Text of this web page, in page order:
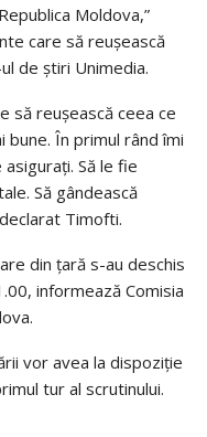
Moldova,”
care să reușească
de știri Unimedia.
să reușească ceea ce
bune. În primul rând îmi
Să le fie
Să gândească
Timofti.
din țară s-au deschis
informează Comisia
vor avea la dispoziție
tur al scrutinului.